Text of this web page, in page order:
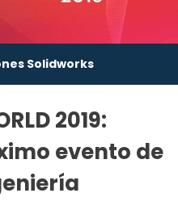
Solidworks
2019:
evento de